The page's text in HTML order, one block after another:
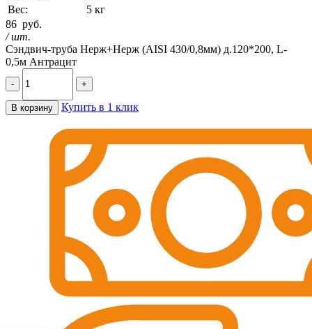
Вес:
5 кг
86 руб.
/ шт.
Сэндвич-труба Нерж+Нерж (AISI 430/0,8мм) д.120*200, L-
0,5м Антрацит
- +
В корзину Купить в 1 клик